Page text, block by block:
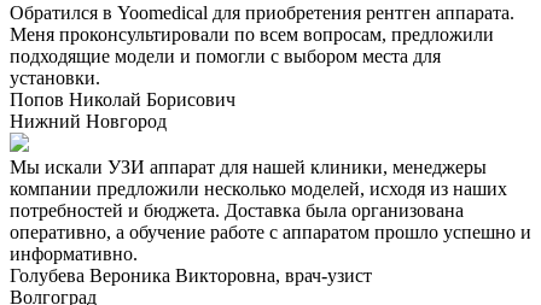
Обратился в Yoomedical для приобретения рентген аппарата.
Меня проконсультировали по всем вопросам, предложили
подходящие модели и помогли с выбором места для
установки.
Попов Николай Борисович
Нижний Новгород
Мы искали УЗИ аппарат для нашей клиники, менеджеры
компании предложили несколько моделей, исходя из наших
потребностей и бюджета. Доставка была организована
оперативно, а обучение работе с аппаратом прошло успешно и
информативно.
Голубева Вероника Викторовна, врач-узист
Волгоград